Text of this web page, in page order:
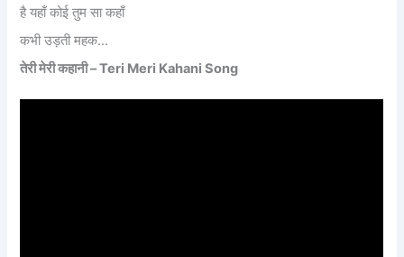
है यहाँ कोई तुम सा कहाँ
कभी उड़ती महक…
तेरी मेरी कहानी – Teri Meri Kahani Song